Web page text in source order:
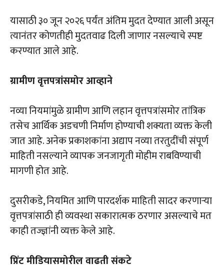
यासाठी ३० जून २०२६ पर्यंत अंतिम मुदत देण्यात आली असून
त्यानंतर कोणतीही मुदतवाढ दिली जाणार नसल्याचे स्पष्ट
करण्यात आले आहे.
ग्रामीण वृत्तपत्रांसमोर आव्हाने
नव्या नियमांमुळे ग्रामीण आणि लहान वृत्तपत्रांसमोर तांत्रिक
तसेच आर्थिक अडचणी निर्माण होण्याची शक्यता व्यक्त केली
जात आहे. अनेक प्रकाशकांना अद्याप नव्या तरतुदींची संपूर्ण
माहिती नसल्याने व्यापक जनजागृती मोहीम राबविण्याची
मागणी होत आहे.
दुसरीकडे, नियमित आणि पारदर्शक माहिती सादर करणाऱ्या
वृत्तपत्रांसाठी ही व्यवस्था सकारात्मक ठरणार असल्याचे मत
काही तज्ज्ञांनी व्यक्त केले आहे.
प्रिंट मीडियासमोरील वाढती संकटे